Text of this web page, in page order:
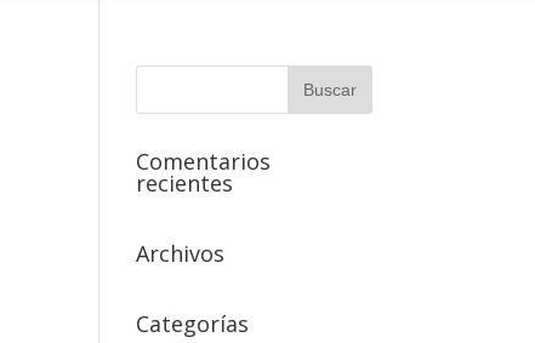
Comentarios
recientes
Archivos
Categorías